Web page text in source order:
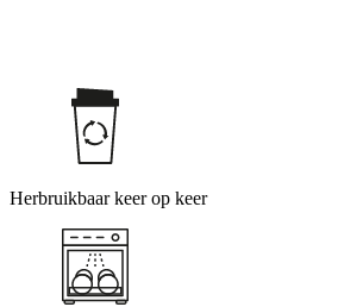
Herbruikbaar keer op keer